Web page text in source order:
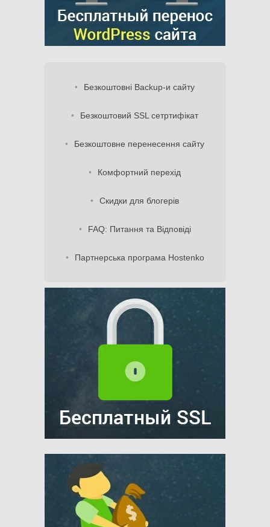
Безкоштовні Backup-и сайту
Безкоштовий SSL сетртифікат
Безкоштовне перенесення сайту
Комфортний перехід
Скидки для блогерів
FAQ: Питання та Відповіді
Партнерська програма Hostenko